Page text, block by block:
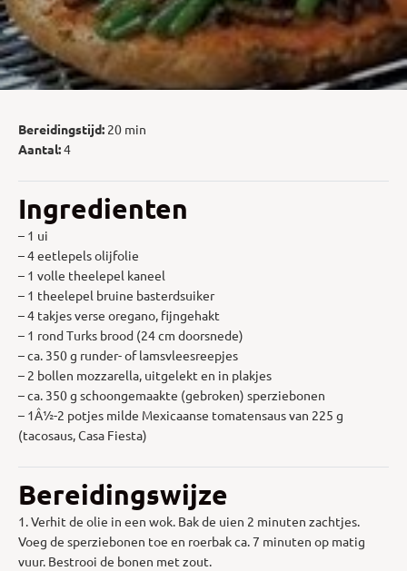
Bereidingstijd: 20 min
Aantal:4
Ingredienten
– 1 ui
– 4 eetlepels olijfolie
– 1 volle theelepel kaneel
– 1 theelepel bruine basterdsuiker
– 4 takjes verse oregano, fijngehakt
– 1 rond Turks brood (24 cm doorsnede)
– ca. 350 g runder- of lamsvleesreepjes
– 2 bollen mozzarella, uitgelekt en in plakjes
– ca. 350 g schoongemaakte (gebroken) sperziebonen
– 1Â½-2 potjes milde Mexicaanse tomatensaus van 225 g
(tacosaus, Casa Fiesta)
Bereidingswijze
1. Verhit de olie in een wok. Bak de uien 2 minuten zachtjes.
Voeg de sperziebonen toe en roerbak ca. 7 minuten op matig
vuur. Bestrooi de bonen met zout.